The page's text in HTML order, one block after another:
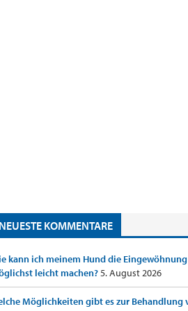
NEUESTE KOMMENTARE
kann ich meinem Hund die
leicht machen?5. August 2026
Möglichkeiten gibt es zur Behandlung